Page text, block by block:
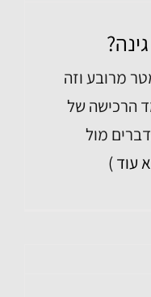
מרובע וזה
הרכישה של
מול
עוד )